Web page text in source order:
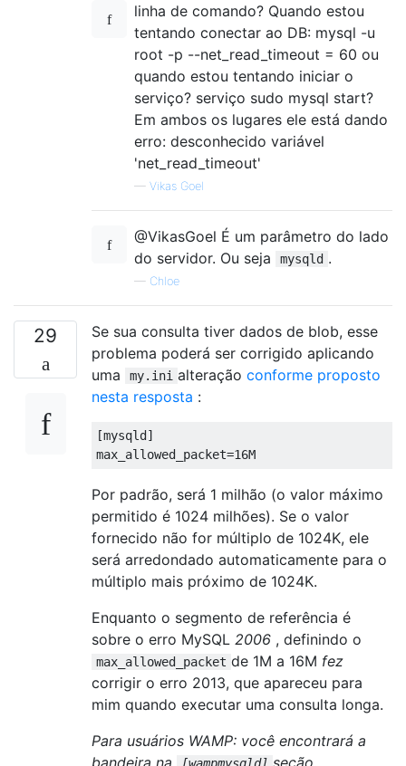
linha de comando? Quando estou
tentando conectar ao DB: mysql -u
root -p --net_read_timeout = 60 ou
quando estou tentando iniciar o
serviço? serviço sudo mysql start?
Em ambos os lugares ele está dando
erro: desconhecido variável
'net_read_timeout'
— Vikas Goel
@VikasGoel É um parâmetro do lado
do servidor. Ou seja
mysqld .
— Chloe
29
Se sua consulta tiver dados de blob, esse
problema poderá ser corrigido aplicando
uma
my.ini alteração conforme proposto
nesta resposta :
[mysqld]
max_allowed_packet=16M
Por padrão, será 1 milhão (o valor máximo
permitido é 1024 milhões). Se o valor
fornecido não for múltiplo de 1024K, ele
será arredondado automaticamente para o
múltiplo mais próximo de 1024K.
Enquanto o segmento de referência é
sobre o erro MySQL 2006 , definindo o
max_allowed_packet de 1M a 16M fez
corrigir o erro 2013, que apareceu para
mim quando executar uma consulta longa.
Para usuários WAMP: você encontrará a
bandeira na
[wampmysqld] seção.